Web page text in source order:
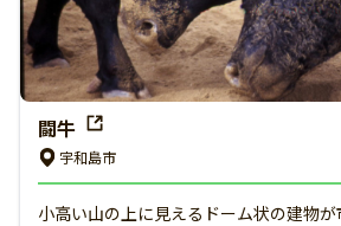
闘牛
宇和島市
小高い山の上に見えるドーム状の建物